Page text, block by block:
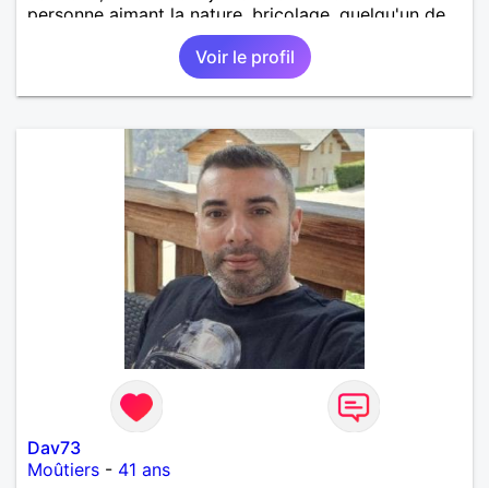
personne aimant la nature ,bricolage ,quelqu'un de
simple et naturel à vos claviers mesdames
Voir le profil
Dav73
Moûtiers - 41 ans